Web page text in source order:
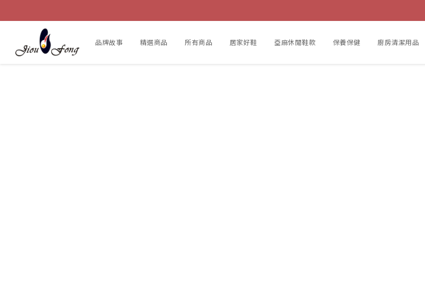
品牌故事 精選商品 所有商品 居家好鞋 亞麻休閒鞋款 保養保健 廚房清潔用品